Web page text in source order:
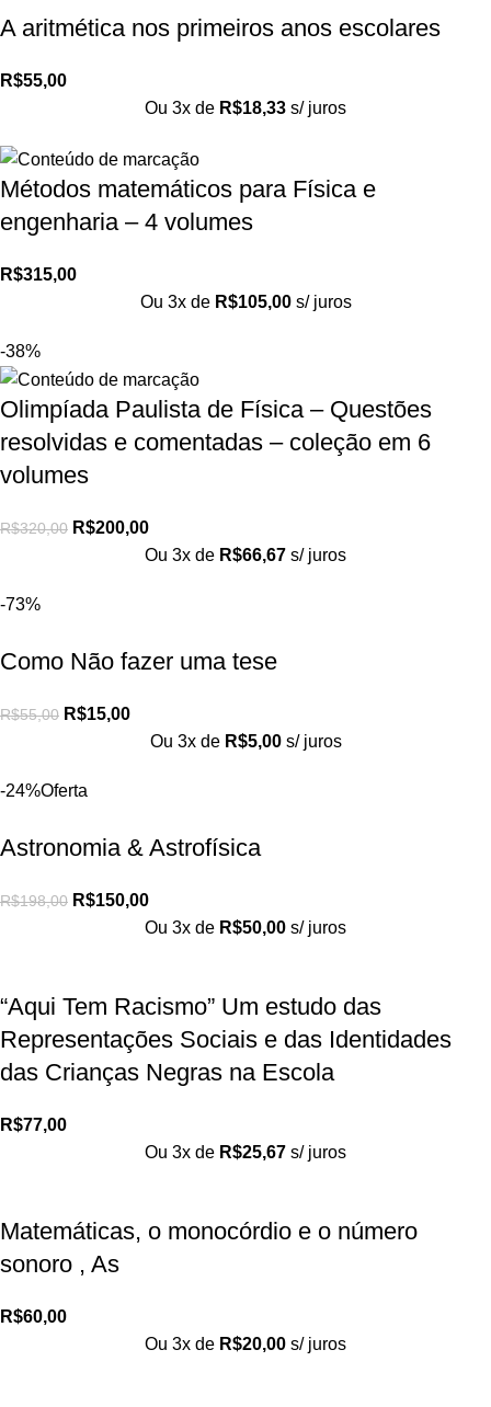
A aritmética nos primeiros anos escolares
R$55,00
Ou 3x de R$18,33 s/ juros
Métodos matemáticos para Física e
engenharia – 4 volumes
R$315,00
Ou 3x de R$105,00 s/ juros
-38%
Olimpíada Paulista de Física – Questões
resolvidas e comentadas – coleção em 6
volumes
R$320,00 R$200,00
Ou 3x de R$66,67 s/ juros
-73%
Como Não fazer uma tese
R$55,00 R$15,00
Ou 3x de R$5,00 s/ juros
-24%Oferta
Astronomia & Astrofísica
R$198,00 R$150,00
Ou 3x de R$50,00 s/ juros
“Aqui Tem Racismo” Um estudo das
Representações Sociais e das Identidades
das Crianças Negras na Escola
R$77,00
Ou 3x de R$25,67 s/ juros
Matemáticas, o monocórdio e o número
sonoro , As
R$60,00
Ou 3x de R$20,00 s/ juros